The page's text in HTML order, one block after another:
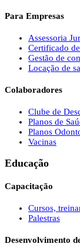
Para Empresas
Assessoria
Certificado
Gestão de
Locação de
Colaboradores
Clube de
Planos de
Planos
Vacinas
Educação
Capacitação
Cursos,
Palestras
Desenvolvimento